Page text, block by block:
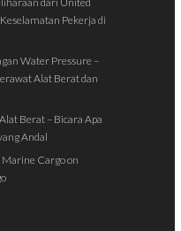
Pekerja di
Water Pressure –
Alat Berat dan
Berat – Bicara Apa
Andal
Marine Cargoon